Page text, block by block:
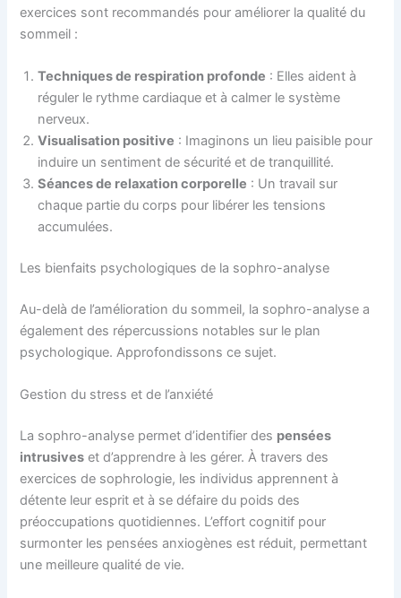
exercices sont recommandés pour améliorer la qualité du
sommeil :
Techniques de respiration profonde : Elles aident à
réguler le rythme cardiaque et à calmer le système
nerveux.
Visualisation positive : Imaginons un lieu paisible pour
induire un sentiment de sécurité et de tranquillité.
Séances de relaxation corporelle : Un travail sur
chaque partie du corps pour libérer les tensions
accumulées.
Les bienfaits psychologiques de la sophro-analyse
Au-delà de l’amélioration du sommeil, la sophro-analyse a
également des répercussions notables sur le plan
psychologique. Approfondissons ce sujet.
Gestion du stress et de l’anxiété
La sophro-analyse permet d’identifier des pensées
intrusives et d’apprendre à les gérer. À travers des
exercices de sophrologie, les individus apprennent à
détente leur esprit et à se défaire du poids des
préoccupations quotidiennes. L’effort cognitif pour
surmonter les pensées anxiogènes est réduit, permettant
une meilleure qualité de vie.